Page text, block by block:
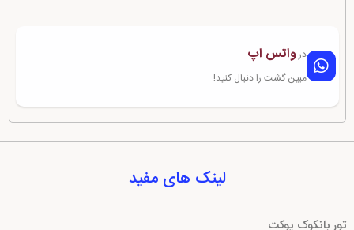
درواتس اپ
مبین گشت را دنبال کنید!
لینک های مفید
تور بانکوک پوکت